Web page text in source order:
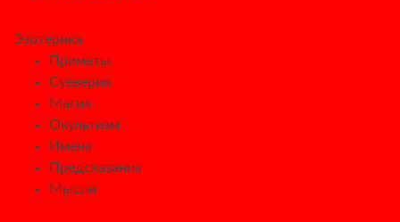
Эзотерика
Приметы
Суеверия
Магия
Окультизм
Имена
Предсказания
Мысли